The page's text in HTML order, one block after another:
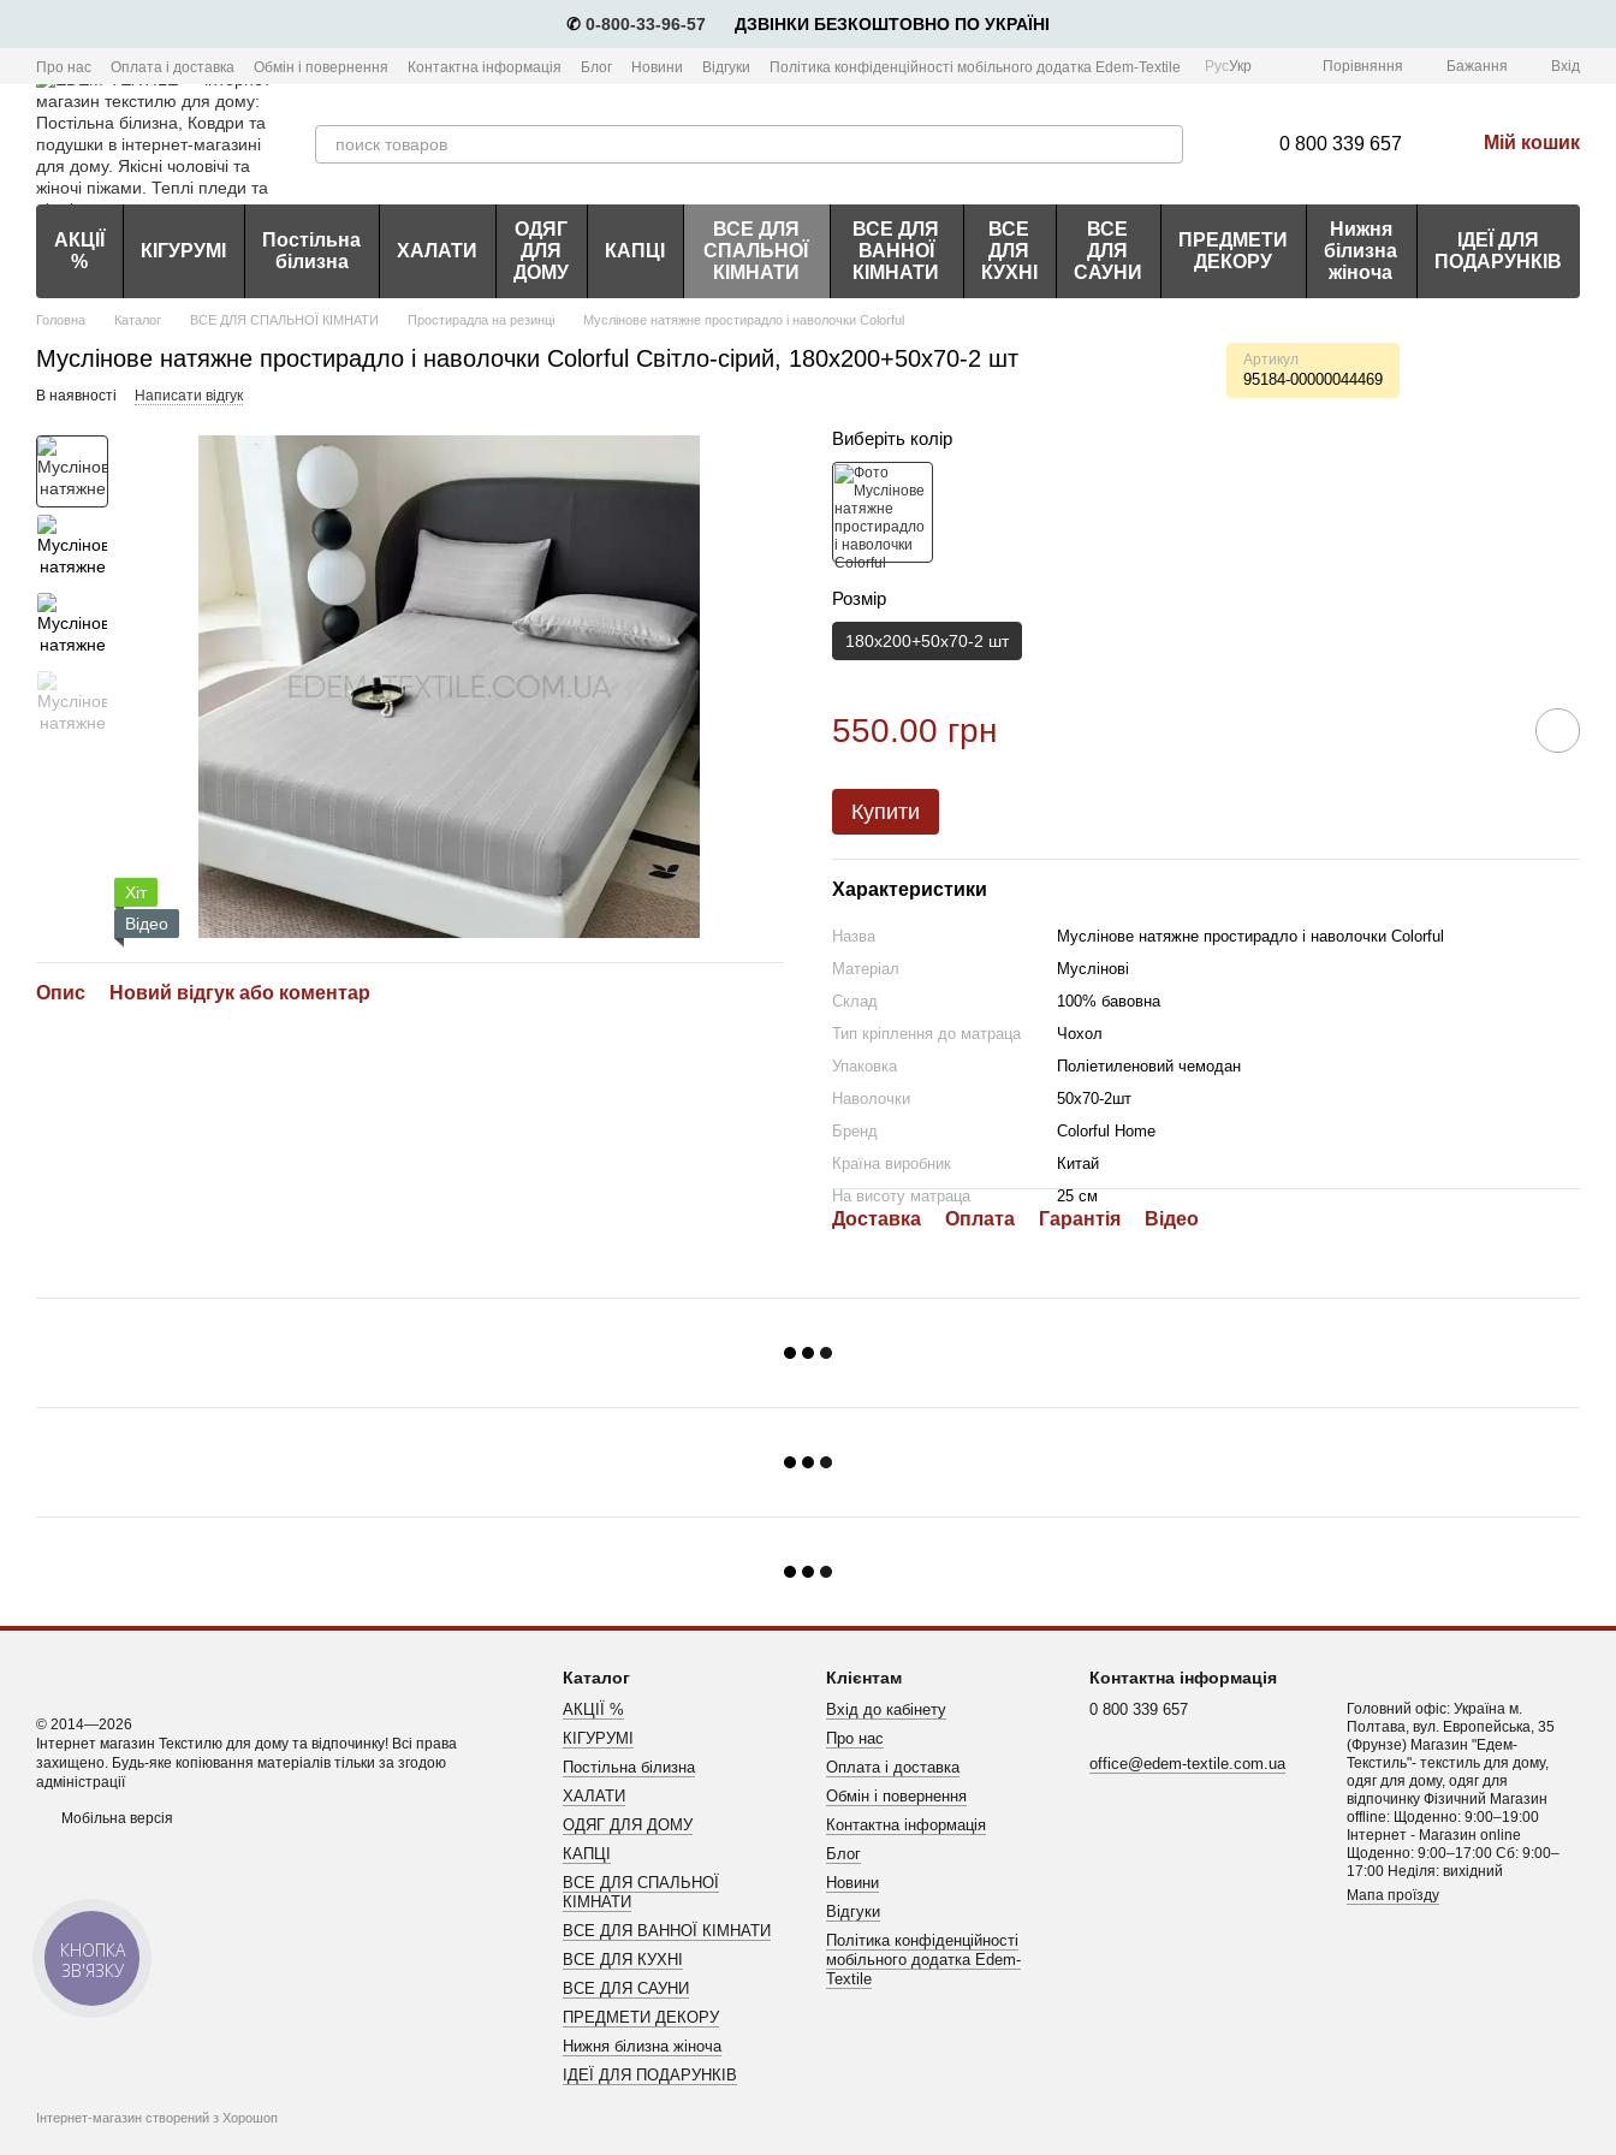
✆ 0-800-33-96-57 ⠀⠀ДЗВІНКИ БЕЗКОШТОВНО ПО УКРАЇНІ
Про нас Оплата і доставка Обмін і повернення Контактна інформація Блог Новини Відгуки Політика конфіденційності мобільного додатка Edem-Textile РусУкр Порівняння Бажання Вхід
0 800 339 657 Мій кошик
АКЦІЇ
%
КІГУРУМІ
Постільна
білизна
ХАЛАТИ
ОДЯГ
ДЛЯ
ДОМУ
КАПЦІ
ВСЕ ДЛЯ
СПАЛЬНОЇ
КІМНАТИ
ВСЕ ДЛЯ
ВАННОЇ
КІМНАТИ
ВСЕ
ДЛЯ
КУХНІ
ВСЕ
ДЛЯ
САУНИ
ПРЕДМЕТИ
ДЕКОРУ
Нижня
білизна
жіноча
ІДЕЇ ДЛЯ
ПОДАРУНКІВ
Головна Каталог ВСЕ ДЛЯ СПАЛЬНОЇ КІМНАТИ Простирадла на резинці Муслінове натяжне простирадло і наволочки Colorful
Муслінове натяжне простирадло і наволочки Colorful Світло-сірий, 180х200+50х70-2 шт Артикул
95184-00000044469
В наявності Написати відгук
Хіт
Відео
Опис Новий відгук або коментар
Виберіть колір
Розмір
180х200+50х70-2 шт
550.00 грн
Купити
Характеристики
Назва
Муслінове натяжне простирадло і наволочки Colorful
Матеріал
Муслінові
Склад
100% бавовна
Тип кріплення до матраца
Чохол
Упаковка
Поліетиленовий чемодан
Наволочки
50х70-2шт
Бренд
Colorful Home
Країна виробник
Китай
На висоту матраца
25 см
Доставка Оплата Гарантія Відео
© 2014—2026
Інтернет магазин Текстилю для дому та відпочинку! Всі права
захищено. Будь-яке копіювання матеріалів тільки за згодою
адміністрації
Мобільна версія
Інтернет-магазин створений з Хорошоп
Каталог
АКЦІЇ %
КІГУРУМІ
Постільна білизна
ХАЛАТИ
ОДЯГ ДЛЯ ДОМУ
КАПЦІ
ВСЕ ДЛЯ СПАЛЬНОЇ
КІМНАТИ
ВСЕ ДЛЯ ВАННОЇ КІМНАТИ
ВСЕ ДЛЯ КУХНІ
ВСЕ ДЛЯ САУНИ
ПРЕДМЕТИ ДЕКОРУ
Нижня білизна жіноча
ІДЕЇ ДЛЯ ПОДАРУНКІВ
Клієнтам
Вхід до кабінету
Про нас
Оплата і доставка
Обмін і повернення
Контактна інформація
Блог
Новини
Відгуки
Політика конфіденційності
мобільного додатка Edem-
Textile
Контактна інформація
0 800 339 657
office@edem-textile.com.ua
Головний офіс: Україна м.
Полтава, вул. Европейська, 35
(Фрунзе) Магазин "Едем-
Текстиль"- текстиль для дому,
одяг для дому, одяг для
відпочинку Фізичний Магазин
offline: Щоденно: 9:00–19:00
Інтернет - Магазин online
Щоденно: 9:00–17:00 Сб: 9:00–
17:00 Неділя: вихідний
Мапа проїзду
КНОПКА
ЗВ'ЯЗКУ